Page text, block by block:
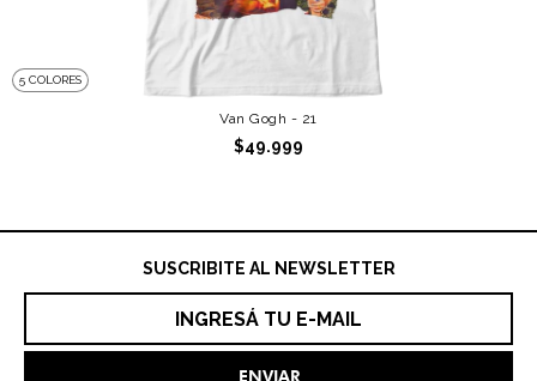
5 COLORES
Van Gogh - 21
$49.999
SUSCRIBITE AL NEWSLETTER